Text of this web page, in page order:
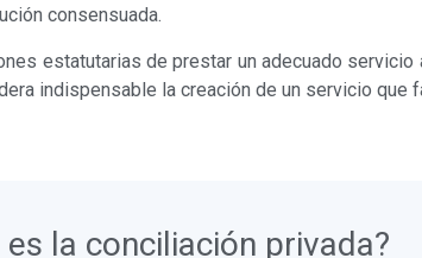
consensuada.
estatutarias de prestar un adecuado
indispensable la creación de un servicio
es la conciliación privada?